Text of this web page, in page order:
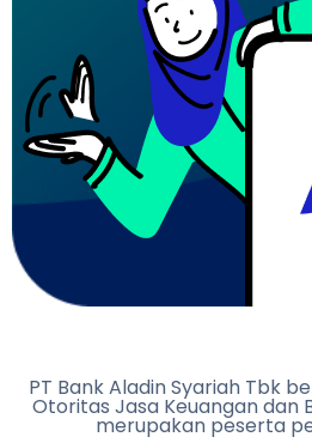
PT Bank Aladin Syariah Tbk
Otoritas Jasa Keuangan dan
merupakan peserta